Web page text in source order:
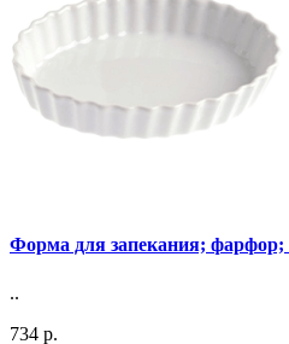
Форма для запекания; фарфор;
..
734 р.